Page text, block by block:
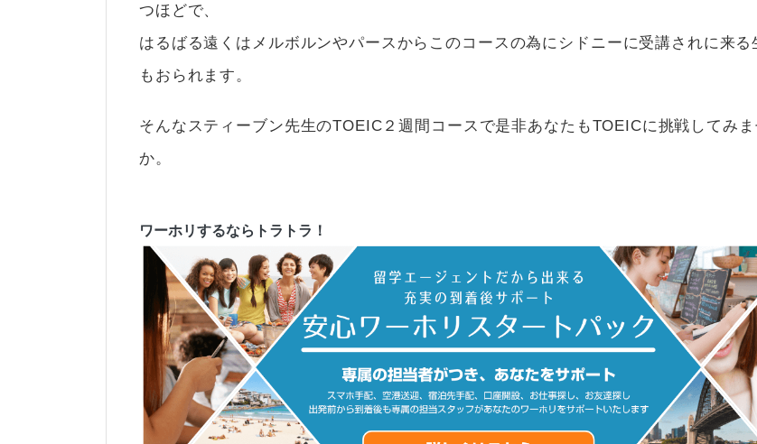
つほどで、
はるばる遠くはメルボルンやパースからこのコースの為にシドニーに受講されに来る
もおられます。
そんなスティーブン先生のTOEIC２週間コースで是非あなたもTOEICに挑戦してみ
か。
ワーホリするならトラトラ！